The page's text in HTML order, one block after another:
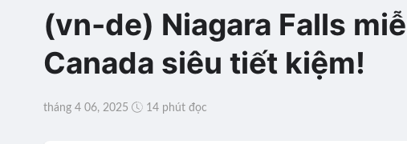
(vn-de) Niagara Falls
Canada siêu tiết kiệm!
tháng 4 06, 2025 14 phút đọc